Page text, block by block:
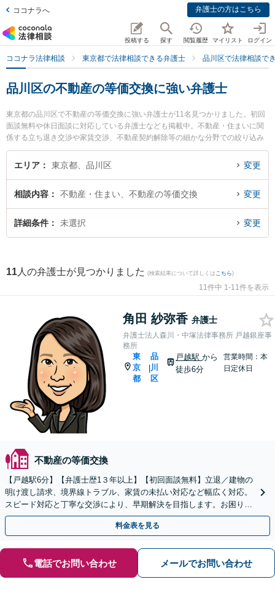
ココナラへ 弁護士の方はこちら
投稿する 探す 閲覧履歴 マイリスト ログイン
ココナラ法律相談 東京都で法律相談できる弁護士 品川区で法律相談で
品川区の不動産の等価交換に強い弁護士
東京都の品川区で不動産の等価交換に強い弁護士が11名見つかりました。初回
面談無料や休日面談に対応している弁護士なども掲載中。不動産・住まいに関
係する立ち退き交渉や家賃交渉、不動産契約解除等の細かな分野での絞り込み
検索もでき便利です。特に弁護士法人森川・中塚法律事務所 戸越銀座事務所の
角田 紗弥香弁護士や弁護士法人クローバー 東京法律事務所の藤林 裕一郎弁護
産の等価交換のトラブルを今すぐに弁護士に相談したい』『不動産の等価交換
のトラブル解決の実績豊富な近くの弁護士を検索したい』『初回相談無料で不
動産の等価交換を法律相談できる品川区内の弁護士に相談予約したい』などで
エリア 東京都、品川区 変更
相談内容 不動産・住まい、不動産の等価交換 変更
詳細条件 未選択 変更
11 人の弁護士が見つかりました (検索結果について詳しくは こちら)
11件中 1-11件を表示
角田 紗弥香 弁護士
弁護士法人森川・中塚法律事務所 戸越銀座事
務所
東
京
都
|
品
川
区
戸越駅から
徒歩6分
営業時間：本
日定休日
不動産の等価交換
【戸越駅6分】【弁護士歴1３年以上】【初回面談無料】立退／建物の
明け渡し請求、境界線トラブル、家賃の未払い対応など幅広く対応。
スピード対応と丁寧な交渉により、早期解決を目指します。お困りの
方は、ぜひご相談ください。【電話・メール相談可】
料金表を見る
電話でお問い合わせ メールでお問い合わせ